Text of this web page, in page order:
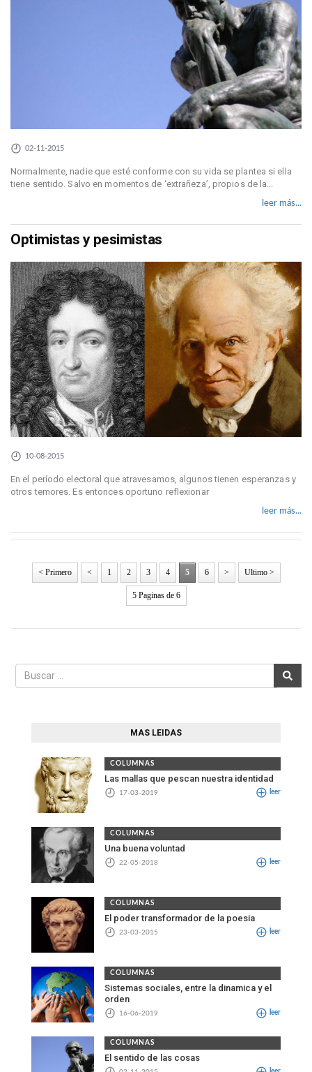
02-11-2015
Normalmente, nadie que esté conforme con su vida se plantea si ella
tiene sentido. Salvo en momentos de ‘extrañeza’, propios de la...
leer más...
Optimistas y pesimistas
10-08-2015
En el período electoral que atravesamos, algunos tienen esperanzas y
otros temores. Es entonces oportuno reflexionar
leer más...
< Primero < 1 2 3 4 5 6 > Ultimo >
5 Paginas de 6
MAS LEIDAS
COLUMNAS
Las mallas que pescan nuestra identidad
17-03-2019 leer
COLUMNAS
Una buena voluntad
22-05-2018 leer
COLUMNAS
El poder transformador de la poesia
23-03-2015 leer
COLUMNAS
Sistemas sociales, entre la dinamica y el
orden
16-06-2019 leer
COLUMNAS
El sentido de las cosas